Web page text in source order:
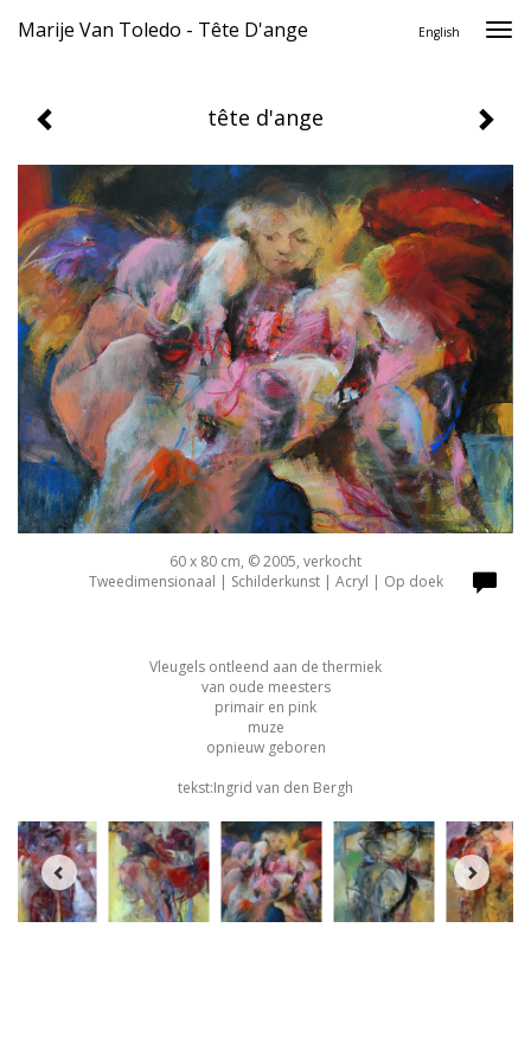
Marije Van Toledo - Tête D'ange English
tête d'ange
60 x 80 cm, © 2005, verkocht
Tweedimensionaal | Schilderkunst | Acryl | Op doek
Vleugels ontleend aan de thermiek
van oude meesters
primair en pink
muze
opnieuw geboren
tekst:Ingrid van den Bergh